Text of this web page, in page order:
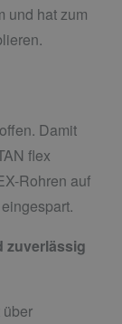
und hat zum
Damit
flex
Rohren auf
eingespart.
zuverlässig
über